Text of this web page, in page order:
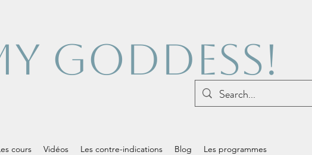
GODDESS!
cours Vidéos Les contre-indications Blog Les programmes